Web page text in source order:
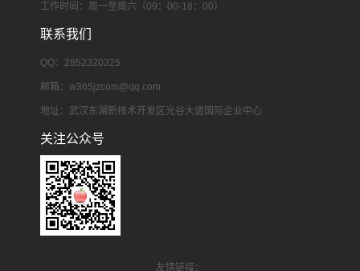
工作时间：周一至周六（09：00-18：00）
联系我们
QQ：2852320325
邮箱： w365jzcom@qq.com
地址：武汉东湖新技术开发区光谷大道国际企业中心
关注公众号
友情链接：